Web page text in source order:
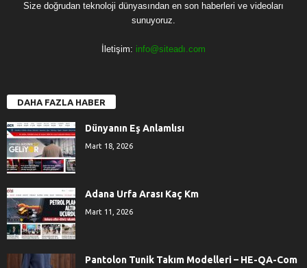
Size doğrudan teknoloji dünyasından en son haberleri ve videoları
sunuyoruz.
İletişim: info@siteadı.com
DAHA FAZLA HABER
Dünyanın Eş Anlamlısı
Mart 18, 2026
Adana Urfa Arası Kaç Km
Mart 11, 2026
Pantolon Tunik Takım Modelleri – HE-QA-Com